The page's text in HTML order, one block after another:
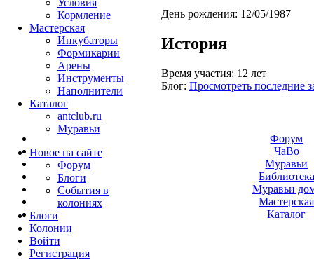
День рождения: 12/05/1987
История
Время участия: 12 лет
Блог: Просмотреть последние
Условия
Кормление
Мастерская
Инкубаторы
Формикарии
Арены
Инструменты
Наполнители
Каталог
antclub.ru
Муравьи
Новое на сайте
Форум
Блоги
События в
колониях
Блоги
Колонии
Войти
Peгиcтpaция
Форум
ЧаВо
Муравьи
Библиотека
Муравьи
Мастерская
Каталог